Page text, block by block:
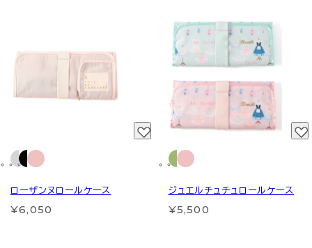
ローザンヌロールケース
¥6,050
ジュエルチュチュロールケース
¥5,500